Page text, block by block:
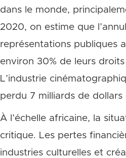
dans le monde,
2020, on estime que
représentations publiques
environ 30% de leurs droits
L’industrie
perdu 7 milliards de dollars
À l’échelle africaine, la
critique. Les pertes
industries culturelles et